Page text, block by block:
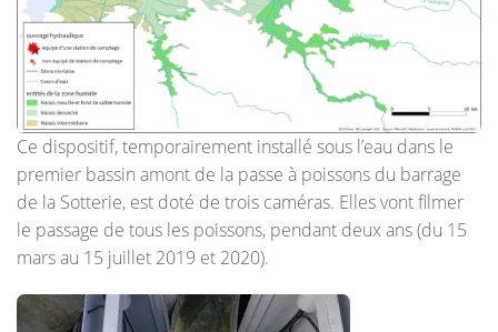
Ce dispositif, temporairement installé sous l’eau dans le
premier bassin amont de la passe à poissons du barrage
de la Sotterie, est doté de trois caméras. Elles vont filmer
le passage de tous les poissons, pendant deux ans (du 15
mars au 15 juillet 2019 et 2020).